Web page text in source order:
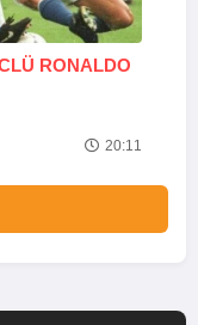
RONALDO
20:11